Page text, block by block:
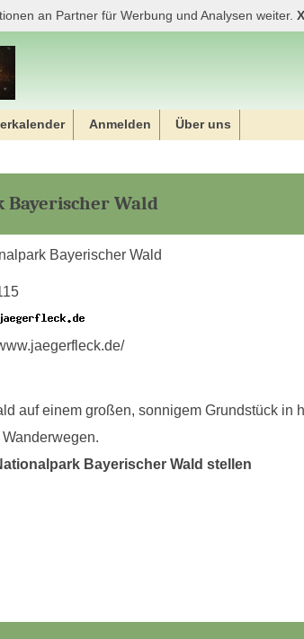
an Partner für Werbung und Analysen weiter. X
Anmelden Über uns
Wald
Bayerischer Wald
auf einem großen, sonnigem Grundstück in
Bayerischer Wald stellen